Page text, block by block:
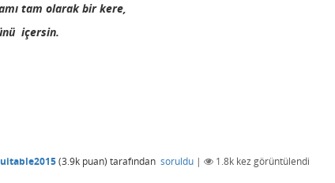
tam olarak bir kere,
içersin.
(3.9k puan) tarafından soruldu | 1.8k kez görüntülendi